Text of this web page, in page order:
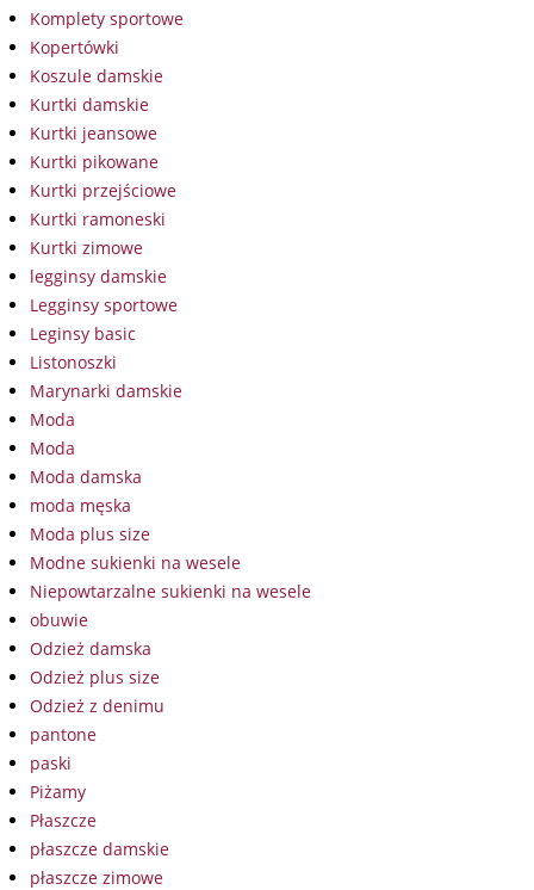
Komplety sportowe
Kopertówki
Koszule damskie
Kurtki damskie
Kurtki jeansowe
Kurtki pikowane
Kurtki przejściowe
Kurtki ramoneski
Kurtki zimowe
legginsy damskie
Legginsy sportowe
Leginsy basic
Listonoszki
Marynarki damskie
Moda
Moda
Moda damska
moda męska
Moda plus size
Modne sukienki na wesele
Niepowtarzalne sukienki na wesele
obuwie
Odzież damska
Odzież plus size
Odzież z denimu
pantone
paski
Piżamy
Płaszcze
płaszcze damskie
płaszcze zimowe